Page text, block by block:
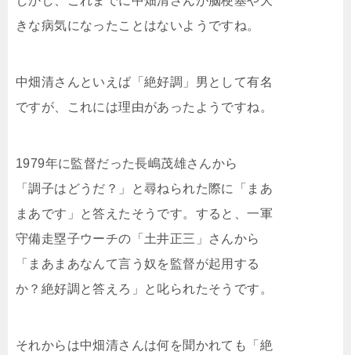
きな病気になったことはないようですね。
中畑清さんといえば「絶好調」男として有名
ですが、これには理由があったようですね。
1979年に監督だった長嶋茂雄さんから
「調子はどうだ？」と尋ねられた際に「まあ
まあです」と答えたそうです。すると、一軍
守備走塁子ウーチの「土井正三」さんから
「まあまあなんて言う奴を監督が起用する
か？絶好調と答えろ」と叱られたそうです。
それからは中畑清さんは何を聞かれても「絶